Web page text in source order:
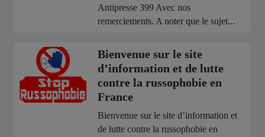
Antipresse 399 Avec nos
remerciements. A noter que le sujet...
Bienvenue sur le site
d’information et de lutte
contre la russophobie en
France
Bienvenue sur le site d’information et
de lutte contre la russophobie en